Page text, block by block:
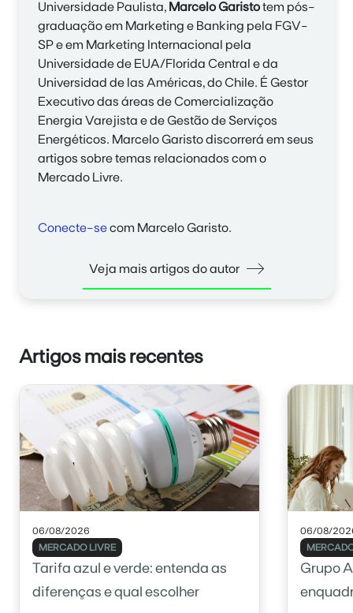
Universidade Paulista, Marcelo Garistotem pós-
graduação em Marketing e Banking pela FGV-
SP e em Marketing Internacional pela
Universidade de EUA/Florida Central e da
Universidad de las Américas, do Chile. É Gestor
Executivo das áreas de Comercialização
Energia Varejista e de Gestão de Serviços
Energéticos. Marcelo Garisto discorrerá em seus
artigos sobre temas relacionados com o
Mercado Livre.
Conecte-secom Marcelo Garisto.
Veja mais artigos do autor
Artigos mais recentes
06/08/2026
MERCADO LIVRE
Tarifa azul e verde: entenda as
diferenças e qual escolher
06/08/
Grupo